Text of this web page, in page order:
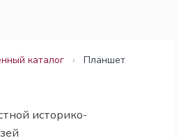
каталог › Планшет
историко-